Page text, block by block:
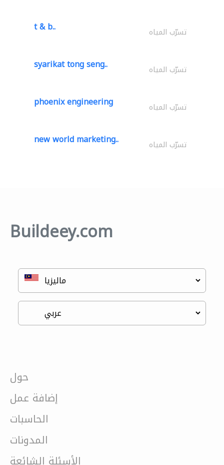
t & b.. تسرّب المياه
syarikat tong seng.. تسرّب المياه
phoenix engineering تسرّب المياه
new world marketing.. تسرّب المياه
Buildeey.com
حول
إضافة عمل
الحاسبات
المدونات
الأسئلة الشائعة